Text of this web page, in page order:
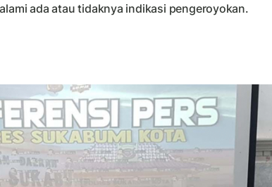
ada atau tidaknya indikasi pengeroyokan.